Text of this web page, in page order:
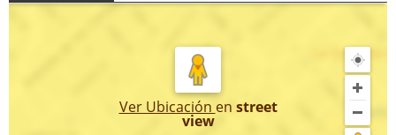
Ver Ubicación en street
view